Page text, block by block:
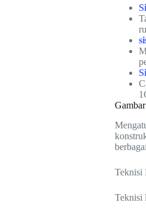
Teknisi
Teknisi